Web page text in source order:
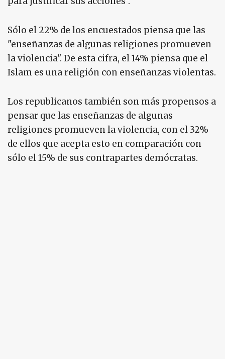
Sólo el 22% de los encuestados piensa que las
"enseñanzas de algunas religiones promueven
la violencia". De esta cifra, el 14% piensa que el
Islam es una religión con enseñanzas violentas.
Los republicanos también son más propensos a
pensar que las enseñanzas de algunas
religiones promueven la violencia, con el 32%
de ellos que acepta esto en comparación con
sólo el 15% de sus contrapartes demócratas.